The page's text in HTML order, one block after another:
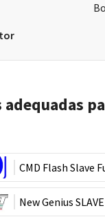
CMD Flash Slave
New Genius